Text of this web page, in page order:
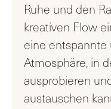
Ruhe und den
kreativen Flow
eine
Atmosphäre, in
ausprobieren
austauschen